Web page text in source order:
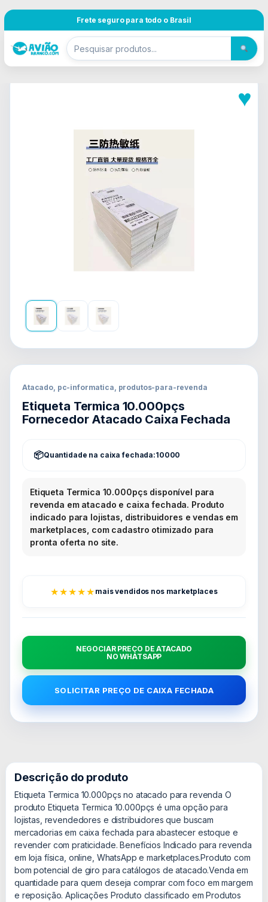
Frete seguro para todo o Brasil
♥
Atacado, pc-informatica, produtos-para-revenda
Etiqueta Termica 10.000pçs
Fornecedor Atacado Caixa Fechada
Quantidade na caixa fechada:10000
Etiqueta Termica 10.000pçs disponível para
revenda em atacado e caixa fechada. Produto
indicado para lojistas, distribuidores e vendas em
marketplaces, com cadastro otimizado para
pronta oferta no site.
★★★★★ mais vendidos nos marketplaces
NEGOCIAR PREÇO DE ATACADO
NO WHATSAPP
SOLICITAR PREÇO DE CAIXA FECHADA
Descrição do produto
Etiqueta Termica 10.000pçs no atacado para revenda O
produto Etiqueta Termica 10.000pçs é uma opção para
lojistas, revendedores e distribuidores que buscam
mercadorias em caixa fechada para abastecer estoque e
revender com praticidade. Benefícios Indicado para revenda
em loja física, online, WhatsApp e marketplaces.Produto com
bom potencial de giro para catálogos de atacado.Venda em
quantidade para quem deseja comprar com foco em margem
e reposição. Aplicações Produto classificado em Produtos